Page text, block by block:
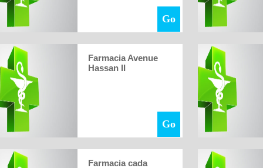
Go
Farmacia Avenue
Hassan II
Go
Farmacia cada